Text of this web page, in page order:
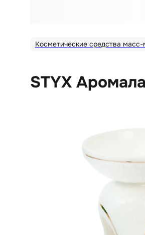
Косметические средства масс-
STYX